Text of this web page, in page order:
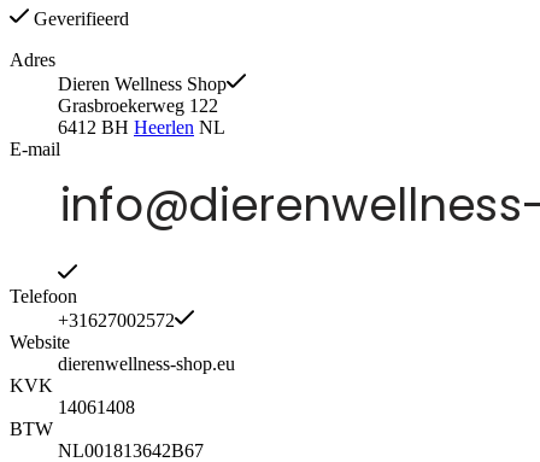
Geverifieerd
Adres
Dieren Wellness Shop
Grasbroekerweg 122
6412 BH Heerlen NL
E-mail
Telefoon
+31627002572
Website
dierenwellness-shop.eu
KVK
14061408
BTW
NL001813642B67